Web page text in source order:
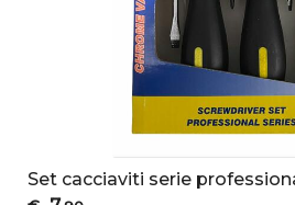
Set cacciaviti serie